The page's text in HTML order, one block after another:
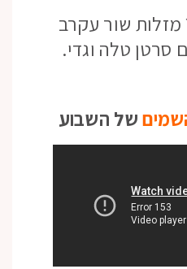
מזלות שור עקרב
סרטן טלה וגדי.
של השבוע